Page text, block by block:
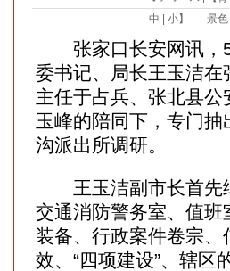
中
小】
景色
张家口长安网讯，5
委书记、局长王玉洁
主任于占兵、张北县
玉峰的陪同下，专门
沟派出所调研。
王玉洁副市长首先
交通消防警务室、值
装备、行政案件卷宗
效、“四项建设”、辖区